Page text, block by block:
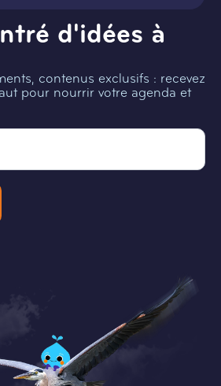
d'idées à
contenus exclusifs : recevez
pour nourrir votre agenda et